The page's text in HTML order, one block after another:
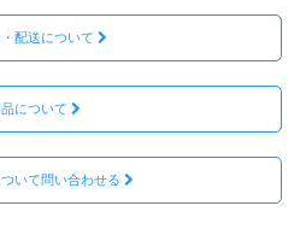
配送について
について
いて問い合わせる